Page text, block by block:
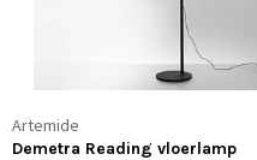
Artemide
Demetra Reading vloerlamp